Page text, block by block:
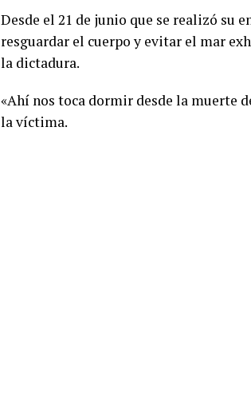
Desde el 21 de junio que se realizó su
resguardar el cuerpo y evitar el mar
la dictadura.
«Ahí nos toca dormir desde la muerte
la víctima.